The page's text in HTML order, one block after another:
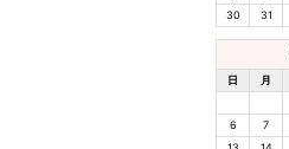
30
31
日 月
6
7